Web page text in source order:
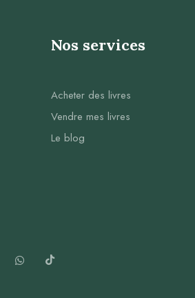
Nos services
Acheter des livres
Vendre mes livres
Le blog